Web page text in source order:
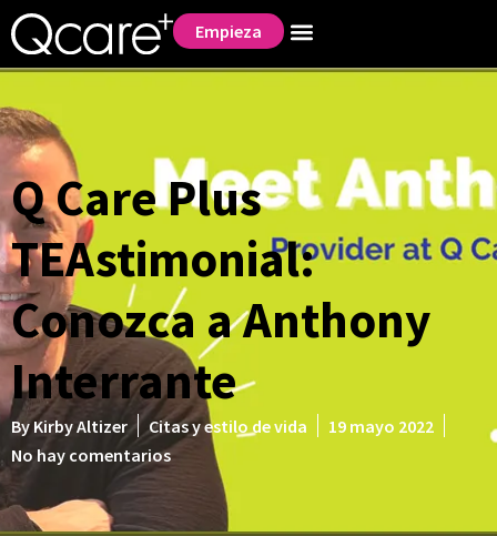
Empieza
Q Care Plus
TEAstimonial:
Conozca a Anthony
Interrante
ByKirby Altizer Citas y estilo de vida
19 mayo 2022
No hay comentarios